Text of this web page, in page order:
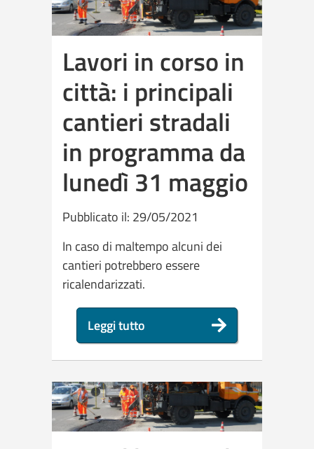
Lavori in corso in
città: i principali
cantieri stradali
in programma da
lunedì 31 maggio
Pubblicato il: 29/05/2021
In caso di maltempo alcuni dei
cantieri potrebbero essere
ricalendarizzati.
Leggi tutto